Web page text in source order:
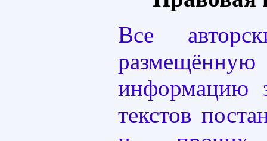
Все
информацию
текстов